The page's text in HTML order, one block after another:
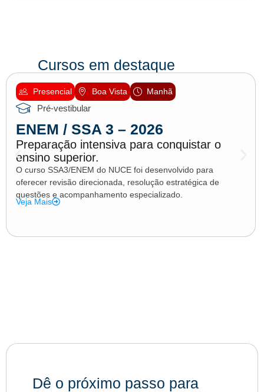
Cursos em destaque
Presencial Boa Vista Manhã
Pré-vestibular
ENEM / SSA 3 – 2026
Preparação intensiva para conquistar o
ensino superior.
O curso SSA3/ENEM do NUCE foi desenvolvido para
oferecer revisão direcionada, resolução estratégica de
questões e acompanhamento especializado.
Veja Mais
Dê o próximo passo para